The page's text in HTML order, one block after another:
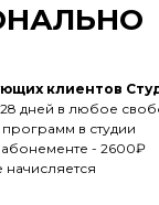
клиентов
28 дней в любое
в студии
абонементе - 2600₽